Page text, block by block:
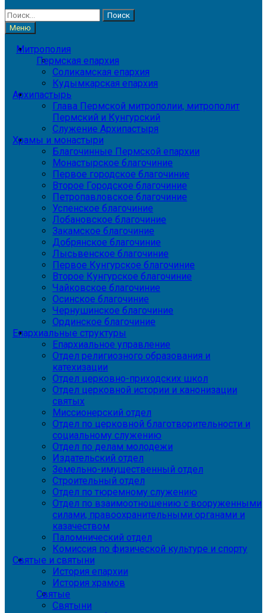
Найти:
Меню
Митрополия
Пермская епархия
Соликамская епархия
Кудымкарская епархия
Архипастырь
Глава Пермской митрополии, митрополит
Пермский и Кунгурский
Служение Архипастыря
Храмы и монастыри
Благочинные Пермской епархии
Монастырское благочиние
Первое городское благочиние
Второе Городское благочиние
Петропавловское благочиние
Успенское благочиние
Лобановское благочиние
Закамское благочиние
Добрянское благочиние
Лысьвенское благочиние
Первое Кунгурское благочиние
Второе Кунгурское благочиние
Чайковское благочиние
Осинское благочиние
Чернушинское благочиние
Ординское благочиние
Епархиальные структуры
Епархиальное управление
Отдел религиозного образования и
катехизации
Отдел церковно-приходских школ
Отдел церковной истории и канонизации
святых
Миссионерский отдел
Отдел по церковной благотворительности и
социальному служению
Отдел по делам молодежи
Издательский отдел
Земельно-имущественный отдел
Строительный отдел
Отдел по тюремному служению
Отдел по взаимоотношению с вооруженными
силами, правоохранительными органами и
казачеством
Паломнический отдел
Комиссия по физической культуре и спорту
Святые и святыни
История епархии
История храмов
Святые
Святыни